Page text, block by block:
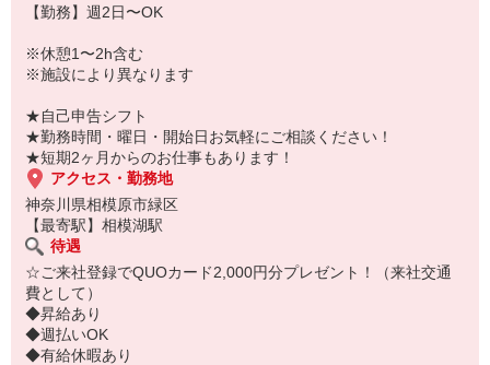
中！
「近くの病院で働きたい」
「資格はないけど医療業界のお仕事に興味がある」
「すぐに働けるところはないかな…」
そんな方もぜひ！お気軽にご連絡ください♪
【勤務】週2日〜OK
※休憩1〜2h含む
※施設により異なります
★自己申告シフト
★勤務時間・曜日・開始日お気軽にご相談ください！
★短期2ヶ月からのお仕事もあります！
アクセス・勤務地
神奈川県相模原市緑区
【最寄駅】相模湖駅
待遇
☆ご来社登録でQUOカード2,000円分プレゼント！（来社交通
費として）
◆昇給あり
◆週払いOK
◆有給休暇あり